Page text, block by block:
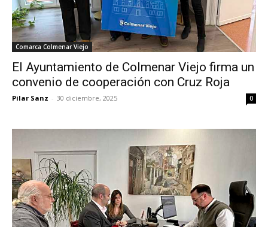
Comarca Colmenar Viejo
El Ayuntamiento de Colmenar Viejo firma un
convenio de cooperación con Cruz Roja
Pilar Sanz - 30 diciembre, 2025 0